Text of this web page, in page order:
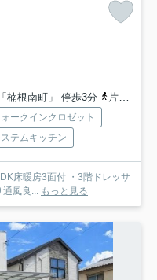
楠根南町」 停歩3分
片町線「忍ケ丘」駅 徒歩30分
ークインクロゼット
テムキッチン
床暖房3面付 ・3階ドレッサ
風良...
もっと見る